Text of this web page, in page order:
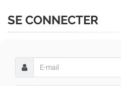
SE CONNECTER